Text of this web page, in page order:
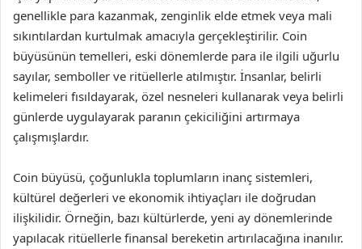
genellikle para kazanmak, zenginlik elde etmek veya mali
sıkıntılardan kurtulmak amacıyla gerçekleştirilir. Coin
büyüsünün temelleri, eski dönemlerde para ile ilgili uğurlu
sayılar, semboller ve ritüellerle atılmıştır. İnsanlar, belirli
kelimeleri fısıldayarak, özel nesneleri kullanarak veya belirli
günlerde uygulayarak paranın çekiciliğini artırmaya
çalışmışlardır.
Coin büyüsü, çoğunlukla toplumların inanç sistemleri,
kültürel değerleri ve ekonomik ihtiyaçları ile doğrudan
ilişkilidir. Örneğin, bazı kültürlerde, yeni ay dönemlerinde
yapılacak ritüellerle finansal bereketin artırılacağına inanılır.